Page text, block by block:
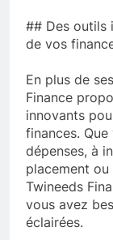
## Des outils
de vos
En plus de
Finance
innovants
finances.
dépenses, à
placement
Twineeds
vous avez
éclairées.